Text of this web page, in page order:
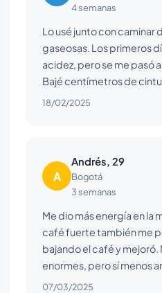
4 semanas
Lo usé junto con caminar
gaseosas. Los primeros
acidez, pero se me pasó
Bajé centímetros de
18/02/2025
A
Andrés, 29
Bogotá
3 semanas
Me dio más energía en la
café fuerte también me
bajando el café y mejoró.
enormes, pero sí menos
07/03/2025